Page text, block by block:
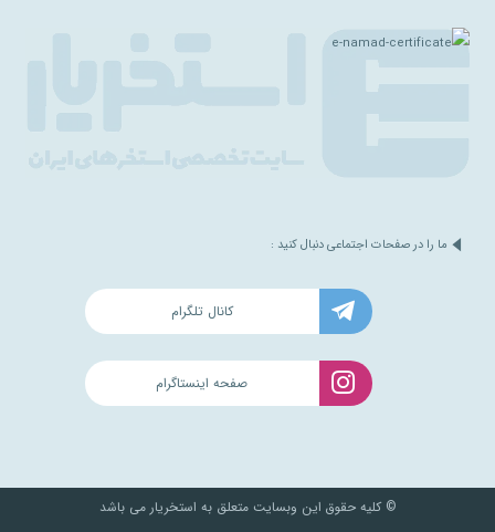
ما را در صفحات اجتماعی دنبال کنید :
کانال تلگرام
صفحه اینستاگرام
© کلیه حقوق این وبسایت متعلق به استخریار می باشد